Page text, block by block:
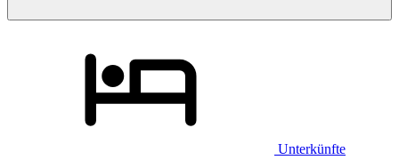
Unterkünfte